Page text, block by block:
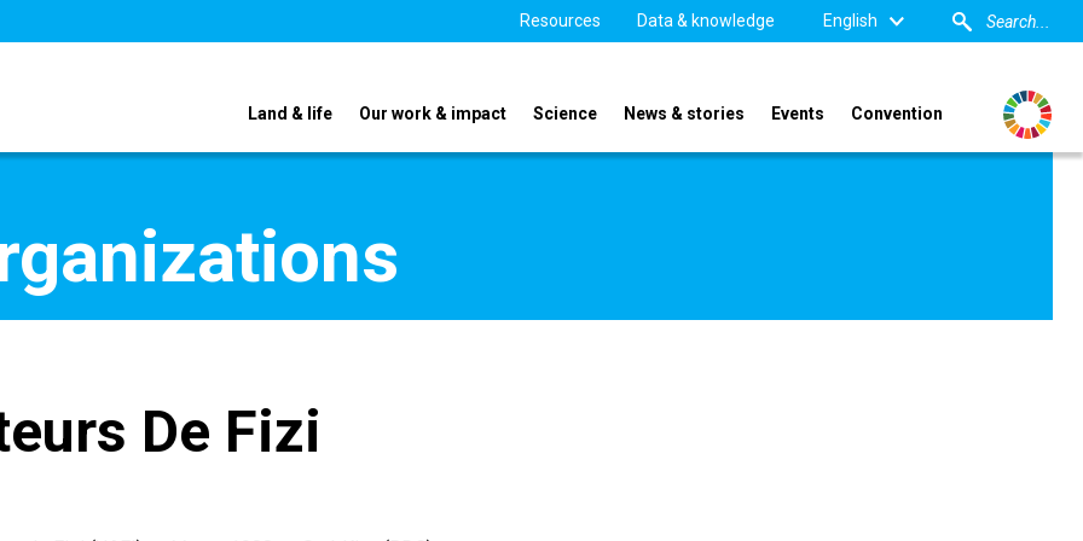
Resources Data & knowledge English
Land & life Our work & impact Science News & stories Events Convention
De Fizi